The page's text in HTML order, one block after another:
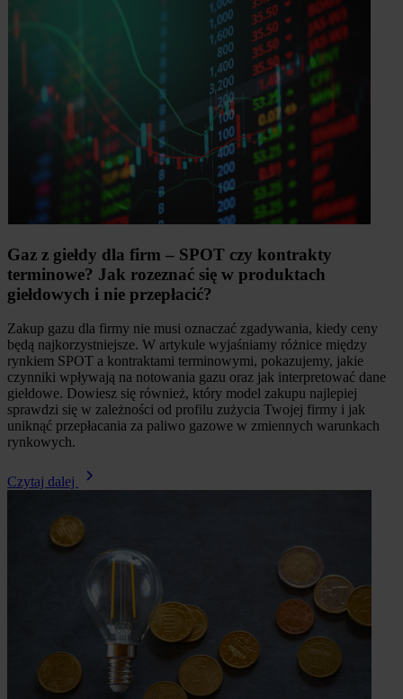
Gaz z giełdy dla firm – SPOT czy kontrakty
terminowe? Jak rozeznać się w produktach
giełdowych i nie przepłacić?
Zakup gazu dla firmy nie musi oznaczać zgadywania, kiedy ceny
będą najkorzystniejsze. W artykule wyjaśniamy różnice między
rynkiem SPOT a kontraktami terminowymi, pokazujemy, jakie
czynniki wpływają na notowania gazu oraz jak interpretować dane
giełdowe. Dowiesz się również, który model zakupu najlepiej
sprawdzi się w zależności od profilu zużycia Twojej firmy i jak
uniknąć przepłacania za paliwo gazowe w zmiennych warunkach
rynkowych.
Czytaj dalej